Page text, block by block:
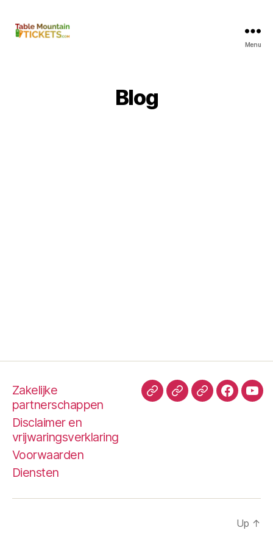
Menu
Blog
Zakelijke
partnerschappen
Disclaimer en
vrijwaringsverklaring
Voorwaarden
Diensten
TripAdvisor
HalloTrustPilot
Up ↑